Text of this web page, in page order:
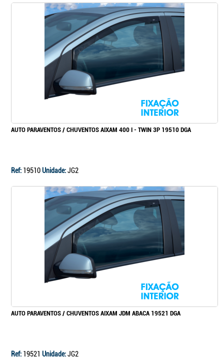
AUTO PARAVENTOS / CHUVENTOS AIXAM 400 I - TWIN 3P 19510 DGA
Ref: 19510Unidade:JG2
AUTO PARAVENTOS / CHUVENTOS AIXAM JDM ABACA 19521 DGA
Ref: 19521 Unidade:JG2